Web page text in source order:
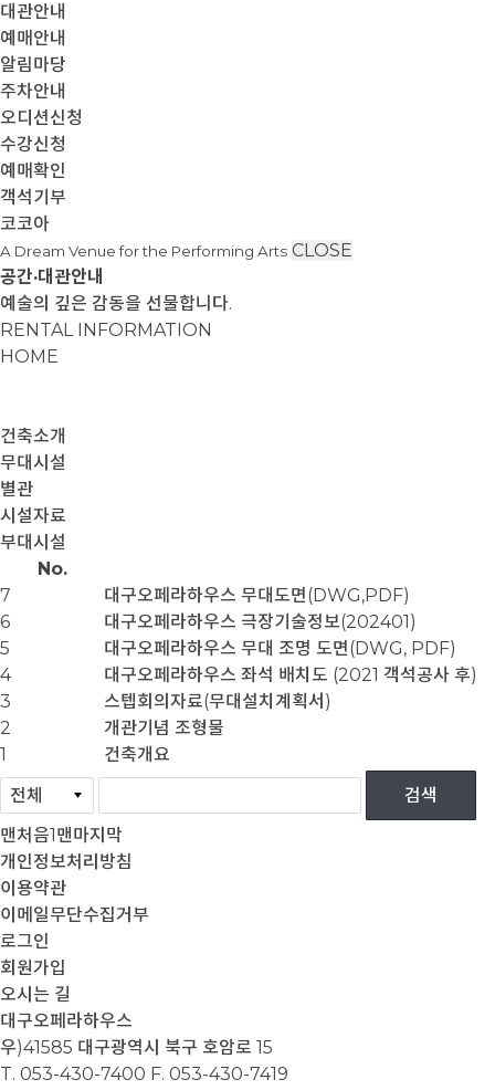
대관안내
예매안내
알림마당
주차안내
오디션신청
수강신청
예매확인
객석기부
코코아
A Dream Venue for the Performing Arts CLOSE
공간·대관안내
예술의 깊은 감동을 선물합니다.
RENTAL INFORMATION
HOME
건축소개
무대시설
별관
시설자료
부대시설
No.
7
대구오페라하우스 무대도면(DWG,PDF)
6
대구오페라하우스 극장기술정보(202401)
5
대구오페라하우스 무대 조명 도면(DWG, PDF)
4
대구오페라하우스 좌석 배치도 (2021 객석공사 후)
3
스텝회의자료(무대설치계획서)
2
개관기념 조형물
1
건축개요
맨처음1맨마지막
개인정보처리방침
이용약관
이메일무단수집거부
로그인
회원가입
오시는 길
대구오페라하우스
우)41585 대구광역시 북구 호암로 15
T. 053-430-7400 F. 053-430-7419